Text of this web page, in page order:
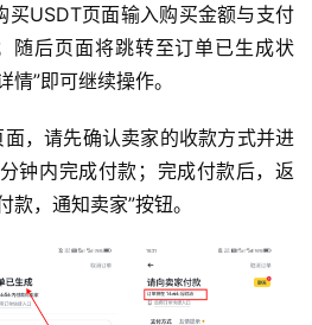
买USDT页面输入购买金额与支付
随后页面将跳转至订单已生成状
”即可继续操作。
面，请先确认卖家的收款方式并进
钟内完成付款；完成付款后，返
款，通知卖家”按钮。